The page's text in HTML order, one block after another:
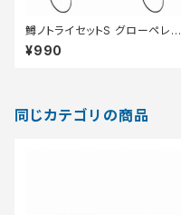
鱒ノトライセットS グローペレッ
ト
¥990
同じカテゴリの商品